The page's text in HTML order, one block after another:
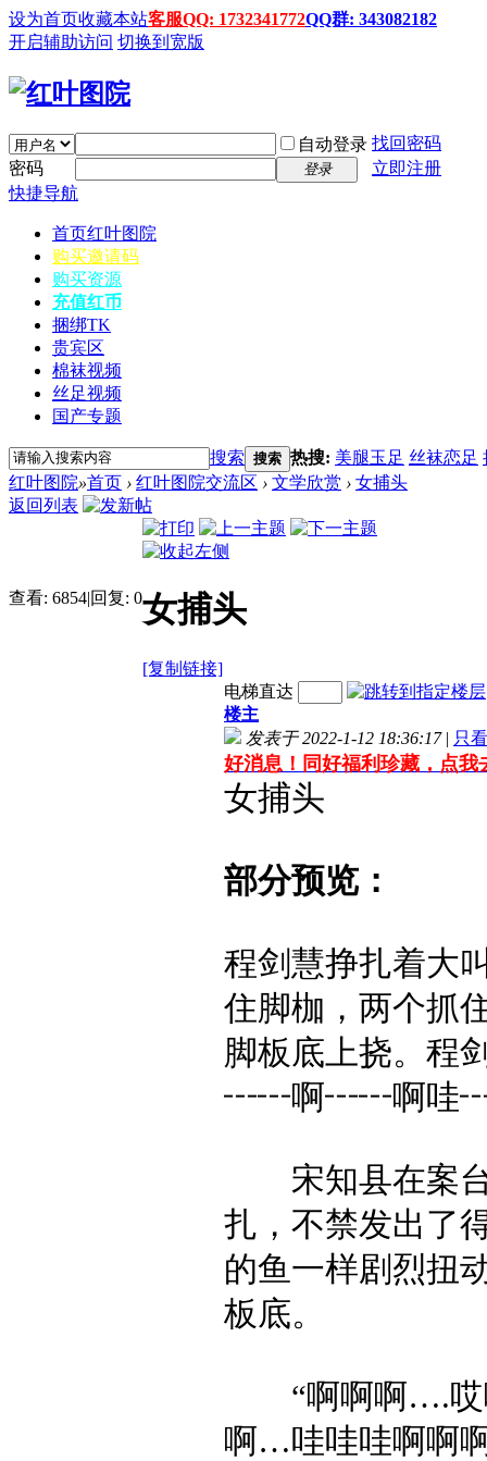
设为首页收藏本站客服QQ: 1732341772QQ群: 343082182
开启辅助访问 切换到宽版
自动登录 找回密码
密码
登录
立即注册
快捷导航
首页红叶图院
购买邀请码
购买资源
充值红币
捆绑TK
贵宾区
棉袜视频
丝足视频
国产专题
搜索 搜索 热搜: 美腿玉足 丝袜恋足
红叶图院»首页 › 红叶图院交流区 › 文学欣赏 › 女捕头
返回列表
查看: 6854|回复: 0女捕头
[复制链接]
电梯直达
楼主
发表于 2022-1-12 18:36:17 | 只
好消息！同好福利珍藏，点我
女捕头
部分预览：
程剑慧挣扎着大
住脚枷，两个抓
脚板底上挠。程
┅┅啊┅┅啊哇
宋知县在案台
扎，不禁发出了
的鱼一样剧烈扭
板底。
“啊啊啊….哎
啊…哇哇哇啊啊